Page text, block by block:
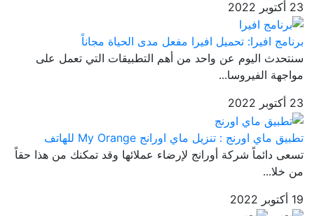
23 أكتوبر 2022
برنامج افيرا: تحميل افيرا مفعل مدى الحياة مجاناً
سنتحدث اليوم عن واحد من أهم التطبيقات التي تعمل على
مواجهة الفيروسا...
23 أكتوبر 2022
تطبيق ماي اورنج : تنزيل ماي اورانج My Orange للهاتف
تسعى دائماً شركة أورانج لإرضاء عملائها وقد تمكنك من هذا حقاً
من خلا...
19 أكتوبر 2022